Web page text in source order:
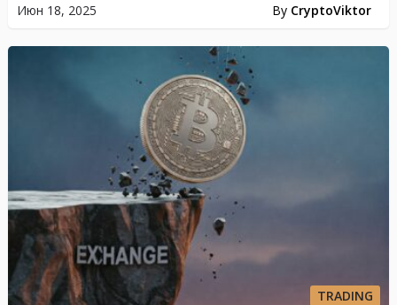
Июн 18, 2025 By CryptoViktor
TRADING